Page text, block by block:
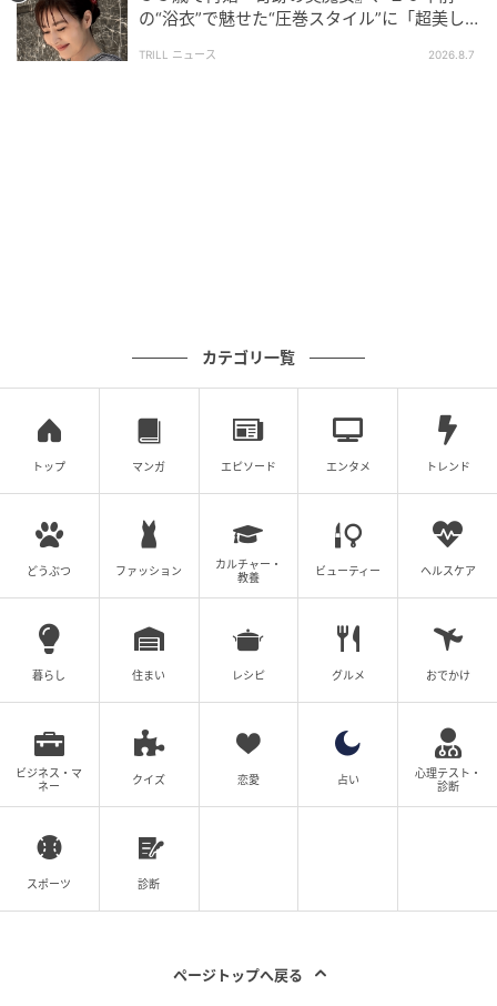
※第13話あらすじ全文は以下の通り。
しかし、都内上空に再び異変が訪れて、妖邪の再来を
に妖邪界に向かい、死滅の泉にて石化した凱を見つけ
て――。
次の記事
テイラー・スウィフト＆トラビス・ケルシー
の挙式は10時間！ ゲストのドレスコードも
の記事をもっとみる
の“浴衣”で魅せた“圧巻スタイル”に「超美し
TRILL ニュース 2026.8.7
カテゴリ一覧
トップ マンガ エピソード エンタメ トレンド
どうぶつ ファッション
カルチャー・
教養
ビューティー ヘルスケア
暮らし 住まい レシピ グルメ おでかけ
ビジネス・マ
ネー
クイズ 恋愛 占い
心理テスト・
診断
スポーツ 診断
ページトップへ戻る